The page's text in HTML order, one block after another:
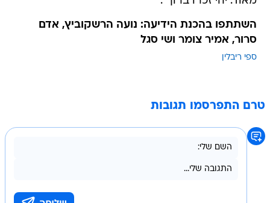
השתתפו בהכנת הידיעה: נועה הרשקוביץ, אדם
סרור, אמיר צומר ושי סגל
ספי ריבלין
טרם התפרסמו תגובות